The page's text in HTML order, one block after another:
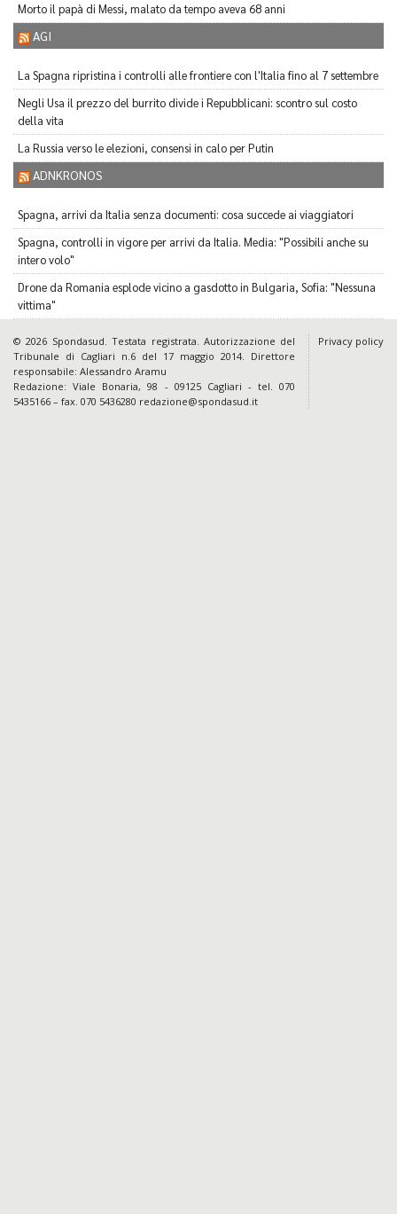
Morto il papà di Messi, malato da tempo aveva 68 anni
AGI
La Spagna ripristina i controlli alle frontiere con l'Italia fino al 7 settembre
Negli Usa il prezzo del burrito divide i Repubblicani: scontro sul costo
della vita
La Russia verso le elezioni, consensi in calo per Putin
ADNKRONOS
Spagna, arrivi da Italia senza documenti: cosa succede ai viaggiatori
Spagna, controlli in vigore per arrivi da Italia. Media: "Possibili anche su
intero volo"
Drone da Romania esplode vicino a gasdotto in Bulgaria, Sofia: "Nessuna
vittima"
Privacy policy
© 2026 Spondasud. Testata registrata. Autorizzazione del
Tribunale di Cagliari n.6 del 17 maggio 2014. Direttore
responsabile: Alessandro Aramu
Redazione: Viale Bonaria, 98 - 09125 Cagliari - tel. 070
5435166 – fax. 070 5436280 redazione@spondasud.it